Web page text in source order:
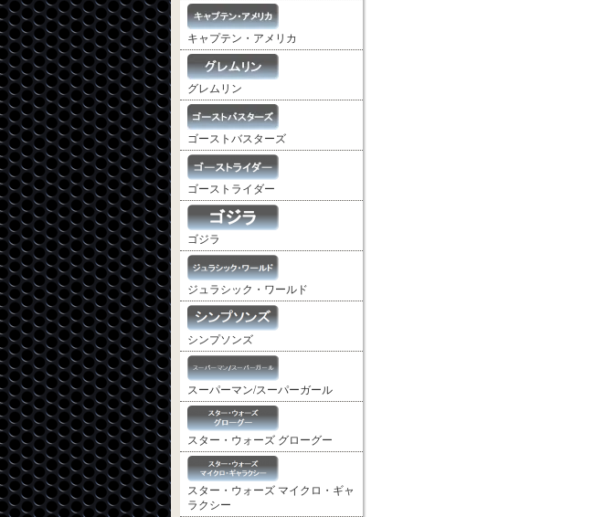
キャプテン・アメリカ
グレムリン
ゴーストバスターズ
ゴーストライダー
ゴジラ
ジュラシック・ワールド
シンプソンズ
スーパーマン/スーパーガール
スター・ウォーズ グローグー
スター・ウォーズ マイクロ・ギャ
ラクシー